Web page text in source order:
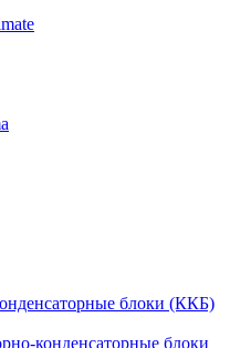
блоки (ККБ)
конденсаторные блоки